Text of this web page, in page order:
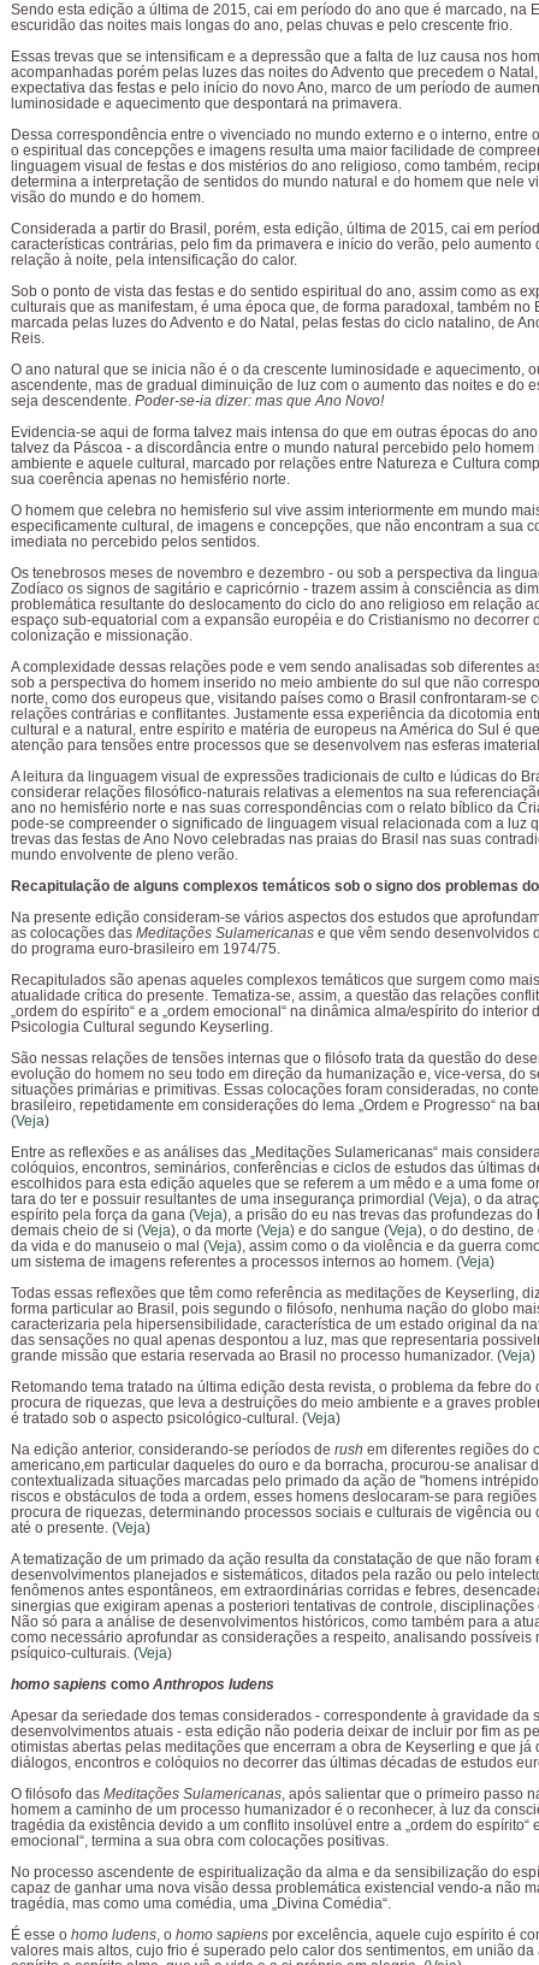
Sendo esta edição a última de 2015, cai em período do ano que é marcado, na
escuridão das noites mais longas do ano, pelas chuvas e pelo crescente frio.
Essas trevas que se intensificam e a depressão que a falta de luz causa nos
acompanhadas porém pelas luzes das noites do Advento que precedem o
expectativa das festas e pelo início do novo Ano, marco de um período de
luminosidade e aquecimento que despontará na primavera.
Dessa correspondência entre o vivenciado no mundo externo e o interno, entre
o espiritual das concepções e imagens resulta uma maior facilidade de
linguagem visual de festas e dos mistérios do ano religioso, como também,
determina a interpretação de sentidos do mundo natural e do homem que nele
visão do mundo e do homem.
Considerada a partir do Brasil, porém, esta edição, última de 2015, cai em
características contrárias, pelo fim da primavera e início do verão, pelo aumento
relação à noite, pela intensificação do calor.
Sob o ponto de vista das festas e do sentido espiritual do ano, assim como as
culturais que as manifestam, é uma época que, de forma paradoxal, também no
marcada pelas luzes do Advento e do Natal, pelas festas do ciclo natalino, de
Reis.
O ano natural que se inicia não é o da crescente luminosidade e aquecimento,
ascendente, mas de gradual diminuição de luz com o aumento das noites e do
seja descendente. Poder-se-ia dizer: mas que Ano Novo!
Evidencia-se aqui de forma talvez mais intensa do que em outras épocas do
talvez da Páscoa - a discordância entre o mundo natural percebido pelo homem
ambiente e aquele cultural, marcado por relações entre Natureza e Cultura
sua coerência apenas no hemisfério norte.
O homem que celebra no hemisferio sul vive assim interiormente em mundo
especificamente cultural, de imagens e concepções, que não encontram a sua
imediata no percebido pelos sentidos.
Os tenebrosos meses de novembro e dezembro - ou sob a perspectiva da
Zodíaco os signos de sagitário e capricórnio - trazem assim à consciência as
problemática resultante do deslocamento do ciclo do ano religioso em relação
espaço sub-equatorial com a expansão européia e do Cristianismo no decorrer
colonização e missionação.
A complexidade dessas relações pode e vem sendo analisadas sob diferentes
sob a perspectiva do homem inserido no meio ambiente do sul que não
norte, como dos europeus que, visitando países como o Brasil confrontaram-se
relações contrárias e conflitantes. Justamente essa experiência da dicotomia
cultural e a natural, entre espírito e matéria de europeus na América do Sul é
atenção para tensões entre processos que se desenvolvem nas esferas
A leitura da linguagem visual de expressões tradicionais de culto e lúdicas do
considerar relações filosófico-naturais relativas a elementos na sua
ano no hemisfério norte e nas suas correspondências com o relato bíblico da
pode-se compreender o significado de linguagem visual relacionada com a luz
trevas das festas de Ano Novo celebradas nas praias do Brasil nas suas
mundo envolvente de pleno verão.
Recapitulação de alguns complexos temáticos sob o signo dos problemas
Na presente edição consideram-se vários aspectos dos estudos que
as colocações das Meditações Sulamericanas e que vêm sendo desenvolvidos
do programa euro-brasileiro em 1974/75.
Recapitulados são apenas aqueles complexos temáticos que surgem como
atualidade crítica do presente. Tematiza-se, assim, a questão das relações
„ordem do espírito“ e a „ordem emocional“ na dinâmica alma/espírito do interior
Psicologia Cultural segundo Keyserling.
São nessas relações de tensões internas que o filósofo trata da questão do
evolução do homem no seu todo em direção da humanização e, vice-versa, do
situações primárias e primitivas. Essas colocações foram consideradas, no
brasileiro, repetidamente em considerações do lema „Ordem e Progresso“ na
(Veja)
Entre as reflexões e as análises das „Meditações Sulamericanas“ mais
colóquios, encontros, seminários, conferências e ciclos de estudos das últimas
escolhidos para esta edição aqueles que se referem a um mêdo e a uma fome
tara do ter e possuir resultantes de uma insegurança primordial (Veja), o da
espírito pela força da gana (Veja), a prisão do eu nas trevas das profundezas do
demais cheio de si (Veja), o da morte (Veja) e do sangue (Veja), o do destino,
da vida e do manuseio o mal (Veja), assim como o da violência e da guerra
um sistema de imagens referentes a processos internos ao homem. (Veja)
Todas essas reflexões que têm como referência as meditações de Keyserling,
forma particular ao Brasil, pois segundo o filósofo, nenhuma nação do globo
caracterizaria pela hipersensibilidade, característica de um estado original da
das sensações no qual apenas despontou a luz, mas que representaria
grande missão que estaria reservada ao Brasil no processo humanizador. (Veja)
Retomando tema tratado na última edição desta revista, o problema da febre do
procura de riquezas, que leva a destruições do meio ambiente e a graves
é tratado sob o aspecto psicológico-cultural. (Veja)
Na edição anterior, considerando-se períodos de rush em diferentes regiões do
americano,em particular daqueles do ouro e da borracha, procurou-se analisar
contextualizada situações marcadas pelo primado da ação de "homens
riscos e obstáculos de toda a ordem, esses homens deslocaram-se para
procura de riquezas, determinando processos sociais e culturais de vigência ou
até o presente. (Veja)
A tematização de um primado da ação resulta da constatação de que não foram
desenvolvimentos planejados e sistemáticos, ditados pela razão ou pelo
fenômenos antes espontâneos, em extraordinárias corridas e febres,
sinergias que exigiram apenas a posteriori tentativas de controle, disciplinações
Não só para a análise de desenvolvimentos históricos, como também para a
como necessário aprofundar as considerações a respeito, analisando possíveis
psíquico-culturais. (Veja)
homo sapiens como Anthropos ludens
Apesar da seriedade dos temas considerados - correspondente à gravidade da
desenvolvimentos atuais - esta edição não poderia deixar de incluir por fim as
otimistas abertas pelas meditações que encerram a obra de Keyserling e que já
diálogos, encontros e colóquios no decorrer das últimas décadas de estudos
O filósofo das Meditações Sulamericanas, após salientar que o primeiro passo
homem a caminho de um processo humanizador é o reconhecer, à luz da
tragédia da existência devido a um conflito insolúvel entre a „ordem do espírito“
emocional“, termina a sua obra com colocações positivas.
No processo ascendente de espiritualização da alma e da sensibilização do
capaz de ganhar uma nova visão dessa problemática existencial vendo-a não
tragédia, mas como uma comédia, uma „Divina Comédia“.
É esse o homo ludens, o homo sapiens por excelência, aquele cujo espírito é
valores mais altos, cujo frio é superado pelo calor dos sentimentos, em união da